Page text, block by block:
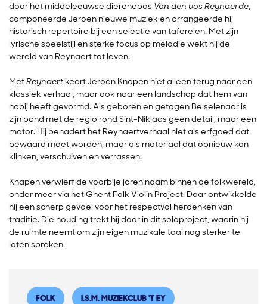
door het middeleeuwse dierenepos Van den vos Reynaerde,
componeerde Jeroen nieuwe muziek en arrangeerde hij
historisch repertoire bij een selectie van taferelen. Met zijn
lyrische speelstijl en sterke focus op melodie wekt hij de
wereld van Reynaert tot leven.
MetReynaert keert Jeroen Knapen niet alleen terug naar een
klassiek verhaal, maar ook naar een landschap dat hem van
nabij heeft gevormd. Als geboren en getogen Belselenaar is
zijn band met de regio rond Sint-Niklaas geen detail, maar een
motor. Hij benadert het Reynaertverhaal niet als erfgoed dat
bewaard moet worden, maar als materiaal dat opnieuw kan
klinken, verschuiven en verrassen.
Knapen verwierf de voorbije jaren naam binnen de folkwereld,
onder meer via het Ghent Folk Violin Project. Daar ontwikkelde
hij een scherp gevoel voor het respectvol herdenken van
traditie. Die houding trekt hij door in dit soloproject, waarin hij
de ruimte neemt om zijn eigen muzikale taal nog sterker te
laten spreken.
FOLK I.S.M. MUZIEKCLUB 'T EY